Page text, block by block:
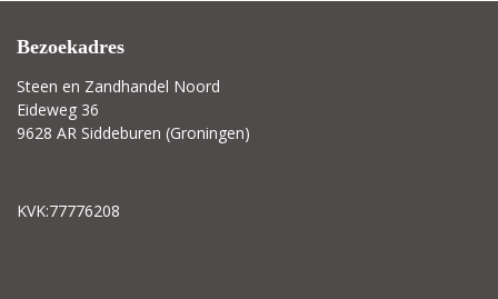
Bezoekadres
Steen en Zandhandel Noord
Eideweg 36
9628 AR Siddeburen (Groningen)
KVK:77776208